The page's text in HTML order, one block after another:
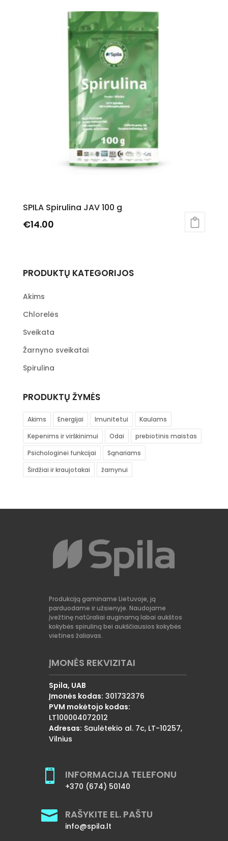
SPILA Spirulina JAV 100 g
€14.00
PRODUKTŲ KATEGORIJOS
Akims
Chlorelės
Sveikata
Žarnyno sveikatai
Spirulina
PRODUKTŲ ŽYMĖS
Akims Energijai Imunitetui
Kaulams
Kepenims ir virškinimui
Odai
prebiotinis maistas
Psichologinei funkcijai
Sąnariams
Širdžiai ir kraujotakai
žarnynui
Produkciją gaminame Lietuvoje, ją
parduodame ir užsienyje. Naudojame
įvežtinę natūraliai auginamą labai aukštos
kokybės spiruliną bei aukščiausios kokybės
vietines žaliavas.
ĮMONĖS REKVIZITAI
Spila, UAB
Įmonės kodas: 301732376
PVM mokėtojo kodas:
LT100004072012
Adresas: Saulėtekio al. 7c, LT-10257,
Vilnius
 INFORMACIJA TELEFONU
+370 (674) 50140
 RAŠYKITE EL. PAŠTU
info@spila.lt